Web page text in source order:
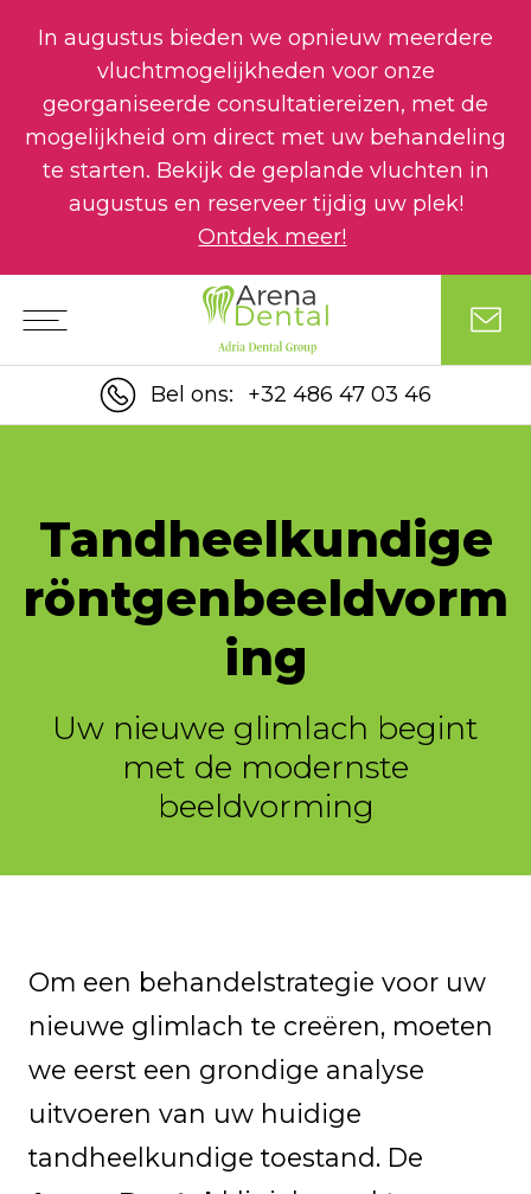
In augustus bieden we opnieuw meerdere
vluchtmogelijkheden voor onze
georganiseerde consultatiereizen, met de
mogelijkheid om direct met uw behandeling
te starten. Bekijk de geplande vluchten in
augustus en reserveer tijdig uw plek!
Ontdek meer!
Bel ons: +32 486 47 03 46
Tandheelkundige
röntgenbeeldvorm
ing
Uw nieuwe glimlach begint
met de modernste
beeldvorming
Om een behandelstrategie voor uw
nieuwe glimlach te creëren, moeten
we eerst een grondige analyse
uitvoeren van uw huidige
tandheelkundige toestand. De